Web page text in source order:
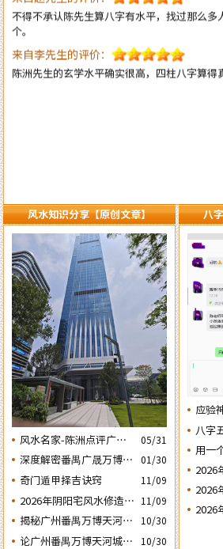
来自李先生的评价：
陈洲先生的玄学水平确实很高，四柱八字算得
风水知识分享【原创文章】
风水名家-陈洲点评广州
广交会芭洲交易中心大楼
的风水态势
05/31
深度解密番禺广晟万博中
心写字楼商铺商业不竞气
的风水原因
01/30
奇门遁甲择吉诀窍 11/09
2026年阴阳宅风水修造动
土入宅择吉需知
11/09
揭秘广州番禺万博天河城
玄妙的风水布局
10/30
论广州番禺万博天河城玄
10/30
八
应验
午流
八字
用一
论断
2026
会大
2026
会大
2026